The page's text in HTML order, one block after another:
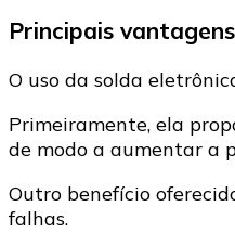
Principais
O uso da solda
Primeiramente, ela
de modo a aumentar a
Outro benefício
falhas.